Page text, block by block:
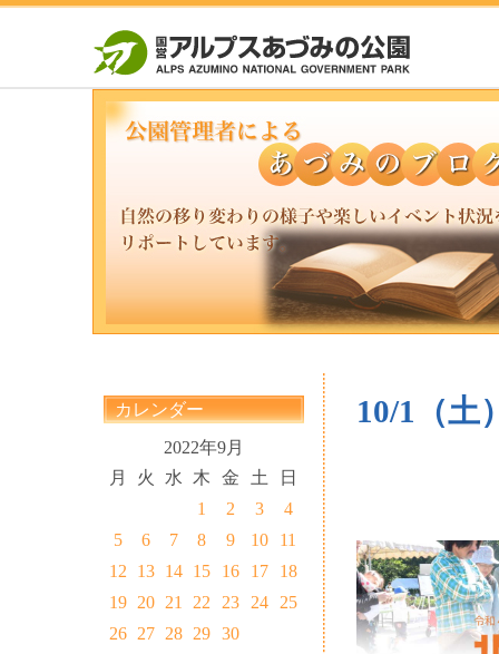
カレンダー
2022年9月
月
火 水 木 金 土 日
1 2 3
4
5
6 7 8 9 10
11
12
13 14 15 16 17
18
19 20 21 22 23 24
25
26 27 28 29 30
10/1（土